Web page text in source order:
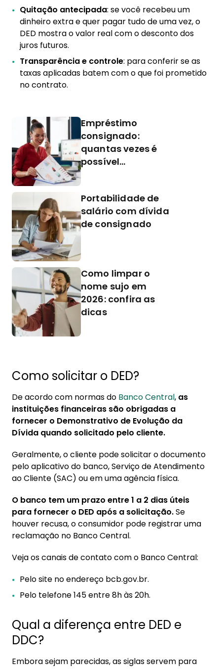
Quitação antecipada: se você recebeu um
dinheiro extra e quer pagar tudo de uma vez, o
DED mostra o valor real com o desconto dos
juros futuros.
Transparência e controle: para conferir se as
taxas aplicadas batem com o que foi prometido
no contrato.
Empréstimo
consignado:
quantas vezes é
possível
Portabilidade de
salário com dívida
de consignado
Como limpar o
nome sujo em
2026: confira as
dicas
Como solicitar o DED?
De acordo com normas do Banco Central, as
instituições financeiras são obrigadas a
fornecer o Demonstrativo de Evolução da
Dívida quando solicitado pelo cliente.
Geralmente, o cliente pode solicitar o documento
pelo aplicativo do banco, Serviço de Atendimento
ao Cliente (SAC) ou em uma agência física.
O banco tem um prazo entre 1 a 2 dias úteis
para fornecer o DED após a solicitação.Se
houver recusa, o consumidor pode registrar uma
reclamação no Banco Central.
Veja os canais de contato com o Banco Central:
Pelo site no endereço bcb.gov.br.
Pelo telefone 145 entre 8h às 20h.
Qual a diferença entre DED e
DDC?
Embora sejam parecidas, as siglas servem para